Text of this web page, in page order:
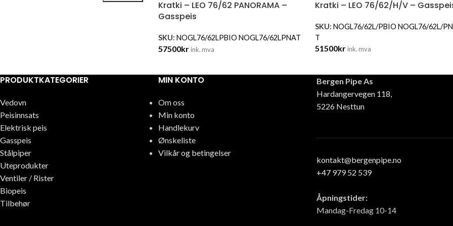
Kratki – LEO 76/62 PANORAMA –
Gasspeis
SKU: NOGL76/62LPBIO NOGL76/62LPNAT
57500krink. mva
Kratki – LEO 76/62/H/V –
SKU: NOGL76/62L/PBIO NOGL76/62L/
T
51500kr ink. mva
PRODUKTKATEGORIER
Vedovn
Peisinnsats
Elektrisk peis
Gasspeis
Stålpiper
Uteprodukter
Ventiler / Rister
Biopeis
Tilbehør
MIN KONTO
Om oss
Min konto
Handlekurv
Ønskeliste
Vilkår og betingelser
Bergen Pipe As
Hardangervegen 118,
5226 Nesttun
kontakt@bergenpipe.no
+47 979 52 539
Åpningstider:
Mandag-Fredag 10-14